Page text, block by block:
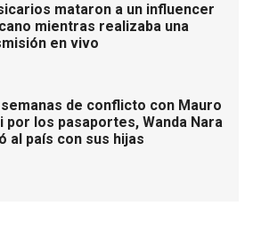
mataron a un influencer
mientras realizaba una
en vivo
de conflicto con Mauro
por los pasaportes, Wanda Nara
al país con sus hijas